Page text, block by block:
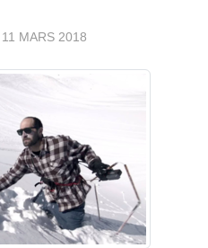
11 MARS 2018